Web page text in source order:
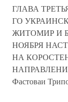
ГЛАВА
ГО
ЖИТОМИР И
НОЯБРЯ
НА
Фастоваи